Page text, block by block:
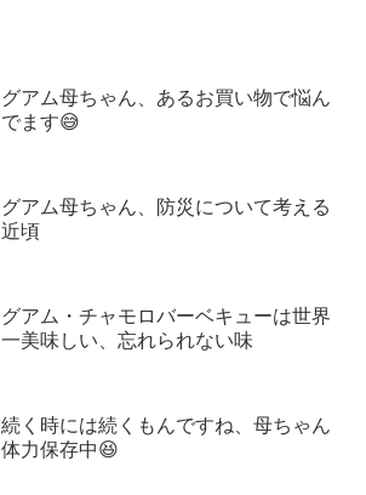
グアム母ちゃん、あるお買い物で悩ん
でます😅
グアム母ちゃん、防災について考える
近頃
グアム・チャモロバーベキューは世界
一美味しい、忘れられない味
続く時には続くもんですね、母ちゃん
体力保存中😆